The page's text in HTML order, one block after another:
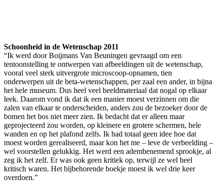
Schoonheid in de Wetenschap 2011
“Ik werd door Boijmans Van Beuningen gevraagd om een
tentoonstelling te ontwerpen van afbeeldingen uit de wetenschap,
vooral veel sterk uitvergrote microscoop-opnamen, tien
onderwerpen uit de beta-wetenschappen, per zaal een ander, in bijna
het hele museum. Dus heel veel beeldmateriaal dat nogal op elkaar
leek. Daarom vond ik dat ik een manier moest verzinnen om die
zalen van elkaar te onderscheiden, anders zou de bezoeker door de
bomen het bos niet meer zien. Ik bedacht dat er alleen maar
geprojecteerd zou worden, op kleinere en grotere schermen, hele
wanden en op het plafond zelfs. Ik had totaal geen idee hoe dat
moest worden gerealiseerd, maar kon het me – leve de verbeelding –
wel voorstellen gelukkig. Het werd een adembenemend sprookje, al
zeg ik het zelf. Er was ook geen kritiek op, terwijl ze wel heel
kritisch waren. Het bijbehorende boekje moest ik wel drie keer
overdoen.”